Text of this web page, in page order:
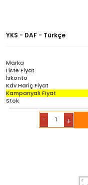
YKS - DAF - Türkçe
Marka
Liste Fiyat
İskonto
Kdv Hariç Fiyat
Kampanyalı Fiyat
Stok
- +